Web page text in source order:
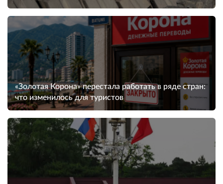
«Золотая Корона» перестала работать в ряде стран:
что изменилось для туристов